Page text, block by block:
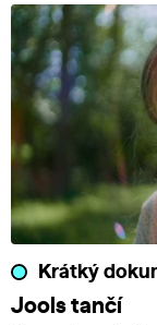
Krátký
Jools tančí